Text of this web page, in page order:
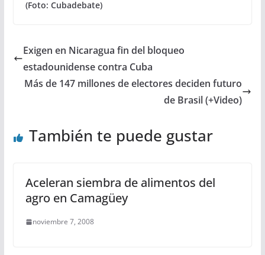
(Foto: Cubadebate)
Exigen en Nicaragua fin del bloqueo
estadounidense contra Cuba
Más de 147 millones de electores deciden futuro
de Brasil (+Video)
También te puede gustar
Aceleran siembra de alimentos del
agro en Camagüey
noviembre 7, 2008